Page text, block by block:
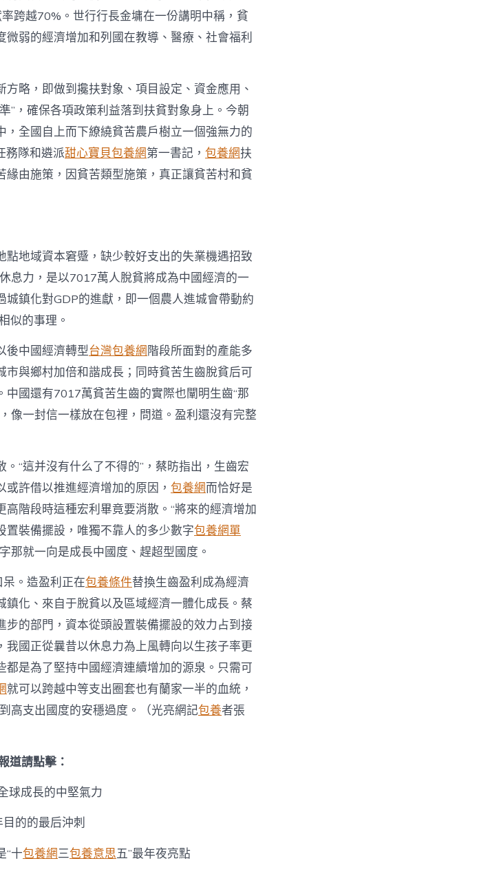
跨越70%。世行行長金墉在一份講明中稱，貧
弱的經濟增加和列國在教導、醫療、社會福利
略，即做到攙扶對象、項目設定、資金應用、
”，確保各項政策利益落到扶貧對象身上。今朝
全國自上而下繚繞貧苦農戶樹立一個強無力的
務隊和遴派甜心寶貝包養網第一書記， 包養網扶
由施策，因貧苦類型施策，真正讓貧苦村和貧
地域資本窘蹙，缺少較好支出的失業機遇招致
息力，是以7017萬人脫貧將成為中國經濟的一
城鎮化對GDP的進獻，即一個農人進城會帶動約
似的事理。
後中國經濟轉型台灣包養網階段所面對的產能多
與鄉村加倍和諧成長；同時貧苦生齒脫貧后可
國還有7017萬貧苦生齒的實際也闡明生齒“那
像一封信一樣放在包裡，問道。盈利還沒有完整
“這并沒有什么了不得的”，蔡昉指出，生齒宏
許借以推進經濟增加的原因， 包養網而恰好是
階段時這種宏利畢竟要消散。“將來的經濟增加
裝備擺設，唯獨不靠人的多少數字包養網單
那就一向是成長中國度、趕超型國度。
。造盈利正在包養條件替換生齒盈利成為經濟
化、來自于脫貧以及區域經濟一體化成長。蔡
的部門，資本從頭設置裝備擺設的效力占到接
國正從曩昔以休息力為上風轉向以生孩子率更
是為了堅持中國經濟連續增加的源泉。只需可
就可以跨越中等支出圈套也有蘭家一半的血統，
高支出國度的安穩過度。（光亮網記包養者張
道請點擊：
球成長的中堅氣力
目的的最后沖刺
“十包養網三包養意思五”最年夜亮點